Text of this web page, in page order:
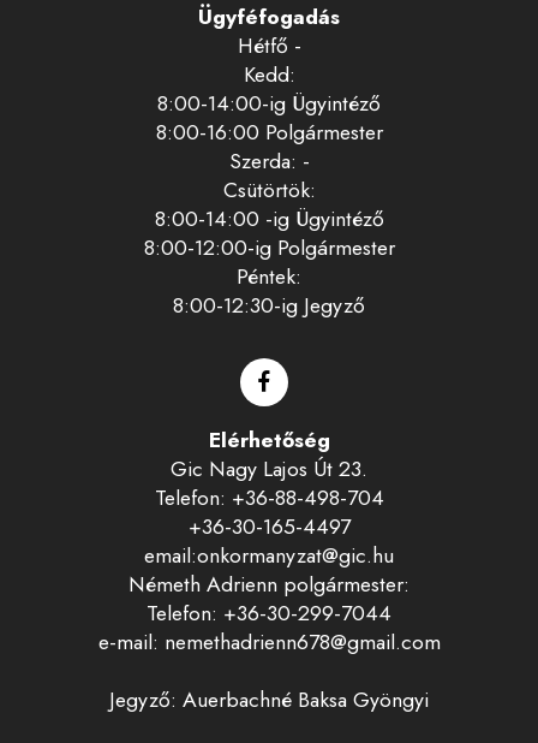
Ügyféfogadás
Hétfő -
Kedd:
8:00-14:00-ig Ügyintéző
8:00-16:00 Polgármester
Szerda: -
Csütörtök:
8:00-14:00 -ig Ügyintéző
8:00-12:00-ig Polgármester
Péntek:
8:00-12:30-ig Jegyző
Elérhetőség
Gic Nagy Lajos Út 23.
Telefon: +36-88-498-704
+36-30-165-4497
email:onkormanyzat@gic.hu
Németh Adrienn polgármester:
Telefon: +36-30-299-7044
e-mail: nemethadrienn678@gmail.com
Jegyző: Auerbachné Baksa Gyöngyi